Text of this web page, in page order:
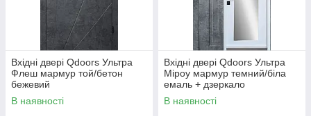
Вхідні двері Qdoors Ультра
Флеш мармур той/бетон
бежевий
В наявності
Вхідні двері Qdoors Ультра
Міроу мармур темний/біла
емаль + дзеркало
В наявності